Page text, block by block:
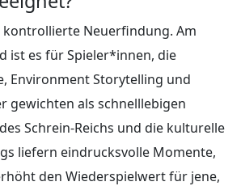
kontrollierte Neuerfindung. Am
ist es für Spieler*innen, die
Environment Storytelling und
gewichten als schnelllebigen
Schrein-Reichs und die kulturelle
liefern eindrucksvolle Momente,
den Wiederspielwert für jene,